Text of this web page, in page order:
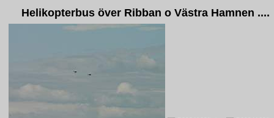
Helikopterbus över Ribban o Västra Hamnen ....